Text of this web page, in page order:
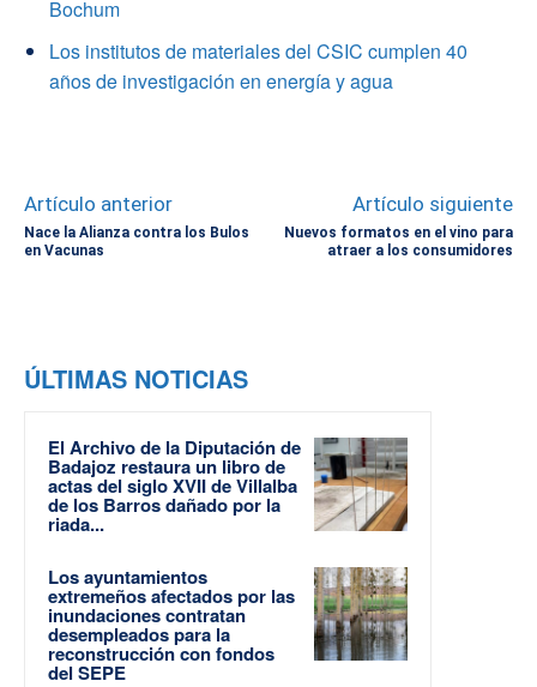
Bochum
Los institutos de materiales del CSIC cumplen 40
años de investigación en energía y agua
Artículo anterior
Nace la Alianza contra los Bulos
en Vacunas
Artículo siguiente
Nuevos formatos en el vino para
atraer a los consumidores
ÚLTIMAS NOTICIAS
El Archivo de la Diputación de
Badajoz restaura un libro de
actas del siglo XVII de Villalba
de los Barros dañado por la
riada...
Los ayuntamientos
extremeños afectados por las
inundaciones contratan
desempleados para la
reconstrucción con fondos
del SEPE